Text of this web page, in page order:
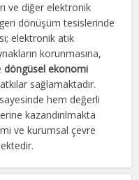
ve diğer elektronik
dönüşüm tesislerinde
elektronik atık
korunmasına,
döngüsel ekonomi
sağlamaktadır.
hem değerli
kazandırılmakta
ve kurumsal çevre